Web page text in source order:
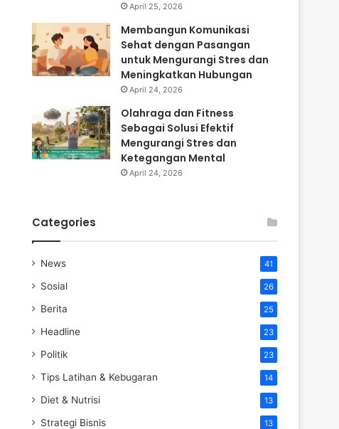
April 25, 2026
Membangun Komunikasi
Sehat dengan Pasangan
untuk Mengurangi Stres dan
Meningkatkan Hubungan
April 24, 2026
Olahraga dan Fitness
Sebagai Solusi Efektif
Mengurangi Stres dan
Ketegangan Mental
April 24, 2026
Categories
News 41
Sosial 26
Berita 25
Headline 23
Politik 23
Tips Latihan & Kebugaran 14
Diet & Nutrisi 13
Strategi Bisnis 13